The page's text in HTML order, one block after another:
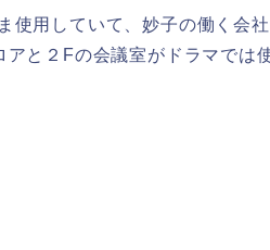
使用していて、妙子の働く会
と２Fの会議室がドラマでは